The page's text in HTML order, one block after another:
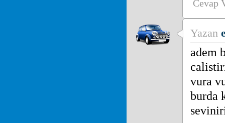
Cevap
Yazan
adem
vura
burda